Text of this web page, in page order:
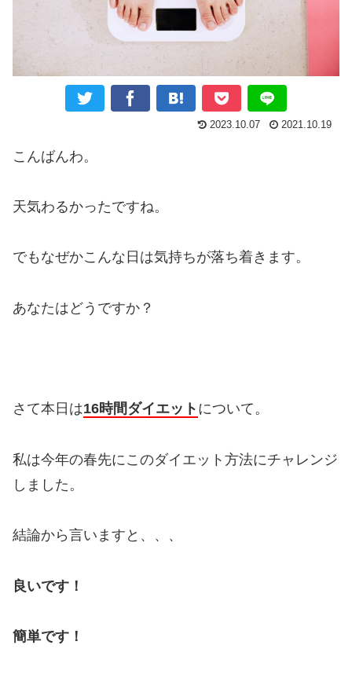
2023.10.07 2021.10.19
こんばんわ。
天気わるかったですね。
でもなぜかこんな日は気持ちが落ち着きます。
あなたはどうですか？
さて本日は16時間ダイエット について。
私は今年の春先にこのダイエット方法にチャレンジ
しました。
結論から言いますと、、、
良いです！
簡単です！